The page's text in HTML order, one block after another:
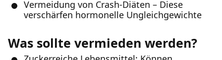
Vermeidung von Crash-Diäten – Diese
verschärfen hormonelle Ungleichgewichte
Was sollte vermieden werden?